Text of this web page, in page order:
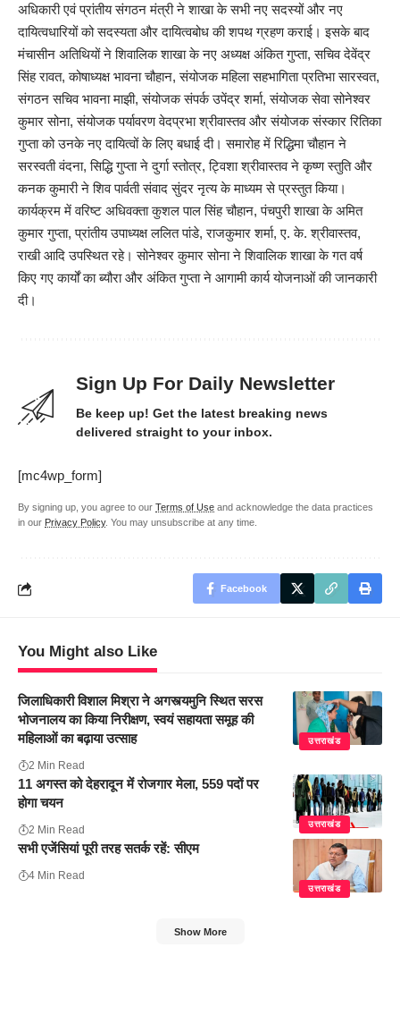
अधिकारी एवं प्रांतीय संगठन मंत्री ने शाखा के सभी नए सदस्यों और नए
दायित्वधारियों को सदस्यता और दायित्वबोध की शपथ ग्रहण कराई। इसके बाद
मंचासीन अतिथियों ने शिवालिक शाखा के नए अध्यक्ष अंकित गुप्ता, सचिव देवेंद्र
सिंह रावत, कोषाध्यक्ष भावना चौहान, संयोजक महिला सहभागिता प्रतिभा सारस्वत,
संगठन सचिव भावना माझी, संयोजक संपर्क उपेंद्र शर्मा, संयोजक सेवा सोनेश्वर
कुमार सोना, संयोजक पर्यावरण वेदप्रभा श्रीवास्तव और संयोजक संस्कार रितिका
गुप्ता को उनके नए दायित्वों के लिए बधाई दी। समारोह में रिद्धिमा चौहान ने
सरस्वती वंदना, सिद्धि गुप्ता ने दुर्गा स्तोत्र, ट्विशा श्रीवास्तव ने कृष्ण स्तुति और
कनक कुमारी ने शिव पार्वती संवाद सुंदर नृत्य के माध्यम से प्रस्तुत किया।
कार्यक्रम में वरिष्ट अधिवक्ता कुशल पाल सिंह चौहान, पंचपुरी शाखा के अमित
कुमार गुप्ता, प्रांतीय उपाध्यक्ष ललित पांडे, राजकुमार शर्मा, ए. के. श्रीवास्तव,
राखी आदि उपस्थित रहे। सोनेश्वर कुमार सोना ने शिवालिक शाखा के गत वर्ष
किए गए कार्यों का ब्यौरा और अंकित गुप्ता ने आगामी कार्य योजनाओं की जानकारी
दी।
Sign Up For Daily Newsletter
Be keep up! Get the latest breaking news
delivered straight to your inbox.
[mc4wp_form]
By signing up, you agree to our Terms of Use and acknowledge the data practices
in our Privacy Policy. You may unsubscribe at any time.
Facebook
You Might also Like
उत्तराखंड
जिलाधिकारी विशाल मिश्रा ने अगस्त्यमुनि स्थित सरस
भोजनालय का किया निरीक्षण, स्वयं सहायता समूह की
महिलाओं का बढ़ाया उत्साह
2 Min Read
उत्तराखंड
11 अगस्त को देहरादून में रोजगार मेला, 559 पदों पर
होगा चयन
2 Min Read
उत्तराखंड
सभी एजेंसियां पूरी तरह सतर्क रहें: सीएम
4 Min Read
Show More